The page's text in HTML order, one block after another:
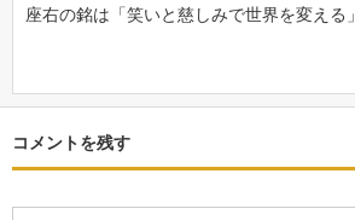
座右の銘は「笑いと慈しみで世界を変える」
コメントを残す